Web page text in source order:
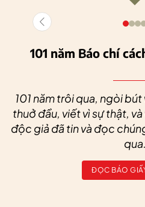
101 năm Báo chí
101 năm trôi qua, ngòi
thuở đầu, viết vì sự thật,
độc giả đã tin và đọc
qua.
ĐỌC BÁO